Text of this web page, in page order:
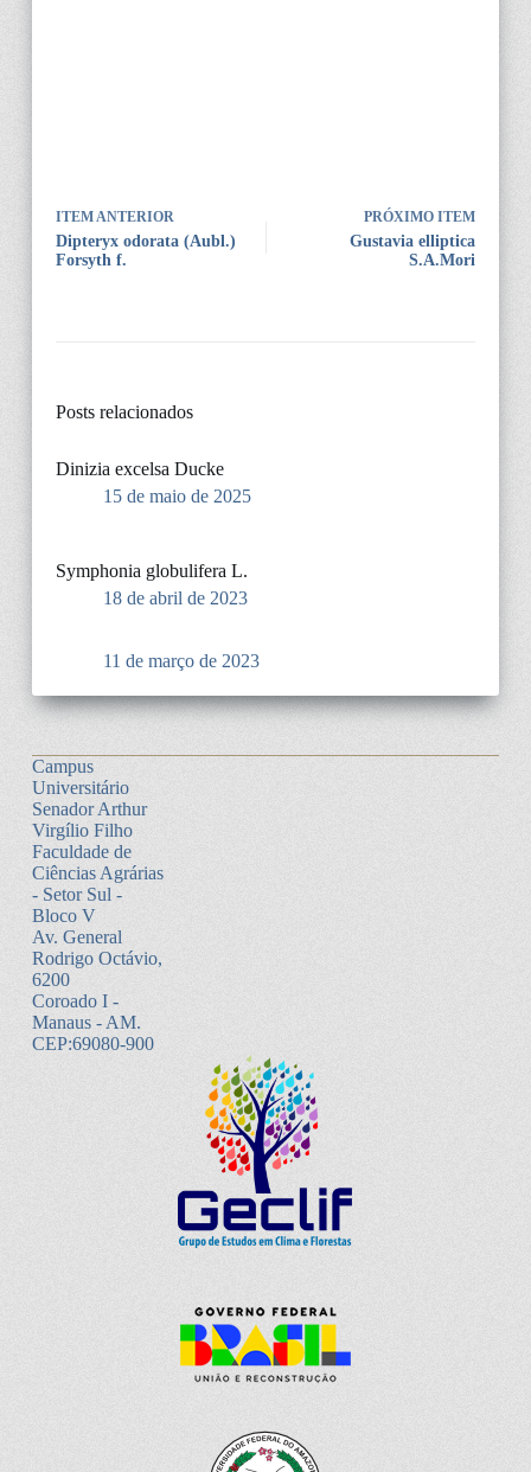
ITEM ANTERIOR
Dipteryx odorata (Aubl.)
Forsyth f.
PRÓXIMO ITEM
Gustavia elliptica
S.A.Mori
Posts relacionados
Dinizia excelsa Ducke
15 de maio de 2025
Symphonia globulifera L.
18 de abril de 2023
11 de março de 2023
Campus
Universitário
Senador Arthur
Virgílio Filho
Faculdade de
Ciências Agrárias
- Setor Sul -
Bloco V
Av. General
Rodrigo Octávio,
6200
Coroado I -
Manaus - AM.
CEP:69080-900